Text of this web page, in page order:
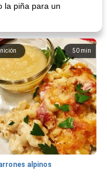
la piña para un
50 min
alpinos